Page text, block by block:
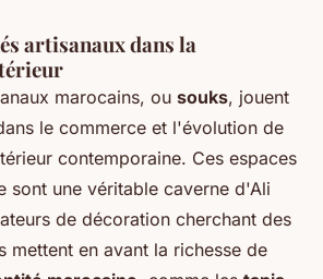
artisanaux dans la
marocains, ou souks, jouent
le commerce et l'évolution de
contemporaine. Ces espaces
sont une véritable caverne d'Ali
de décoration cherchant des
mettent en avant la richesse de